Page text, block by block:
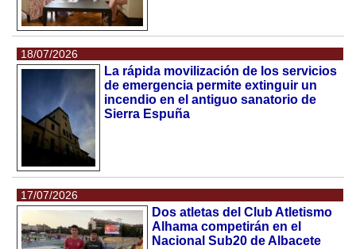
18/07/2026
La rápida movilización de los servicios
de emergencia permite extinguir un
incendio en el antiguo sanatorio de
Sierra Espuña
17/07/2026
Dos atletas del Club Atletismo
Alhama competirán en el
Nacional Sub20 de Albacete